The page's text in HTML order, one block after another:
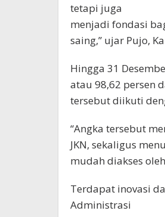
tetapi juga
menjadi fondasi
saing,” ujar Pujo,
Hingga 31
atau 98,62 persen
tersebut diikuti
“Angka tersebut
JKN, sekaligus
mudah diakses
Terdapat inovasi
Administrasi